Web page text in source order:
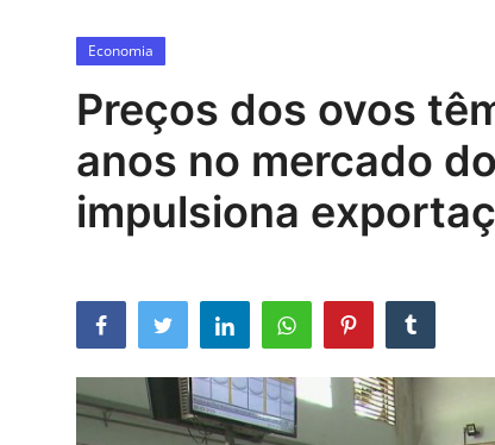
Esporte
Tecnologia e Games
Economia
Preços dos ovos
anos no mercado
impulsiona